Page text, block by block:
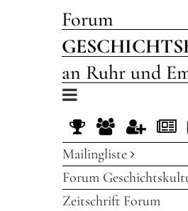
Forum
an Ruhr und
Toggle
navigation
Mailingliste
Forum
Zeitschrift Forum